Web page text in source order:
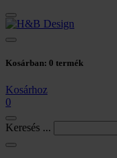
Kosárban: 0 termék
Kosárhoz
0
Keresés ...